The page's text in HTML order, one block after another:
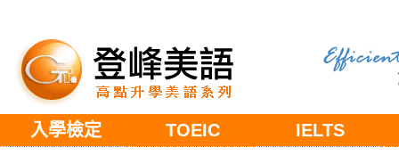
入學檢定 TOEIC IELTS